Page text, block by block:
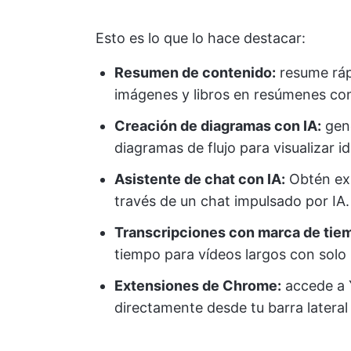
Esto es lo que lo hace destacar:
Resumen de contenido: resume
imágenes y libros en resúmenes
Creación de diagramas con IA:
diagramas de flujo para visualizar
Asistente de chat con IA: Obtén
través de un chat impulsado por IA.
Transcripciones con marca de
tiempo para vídeos largos con solo
Extensiones de Chrome: accede a
directamente desde tu barra